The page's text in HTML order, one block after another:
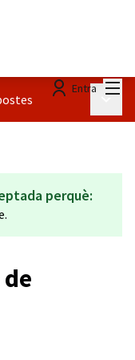
Entra
perquè: